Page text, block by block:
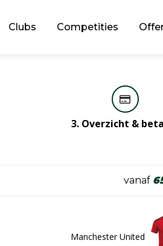
Clubs Competities
3. Overzicht &
vanaf
Manchester United